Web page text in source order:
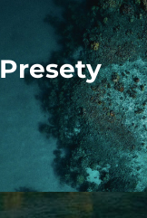
Presety